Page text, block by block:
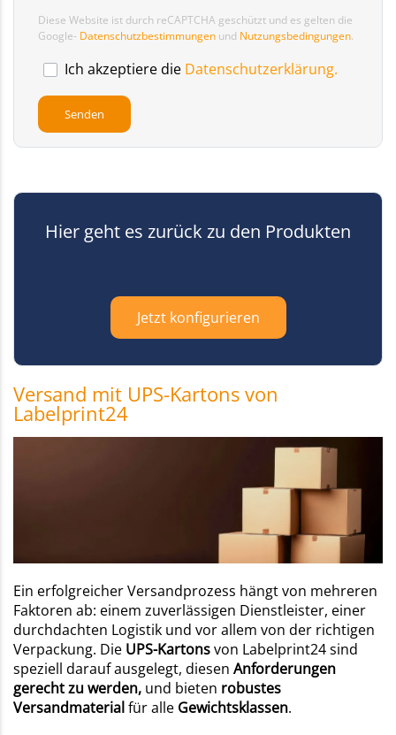
Diese Website ist durch reCAPTCHA geschützt und es gelten die
Google- Datenschutzbestimmungen und Nutzungsbedingungen.
Ich akzeptiere die Datenschutzerklärung.
Hier geht es zurück zu den Produkten
Jetzt konfigurieren
Versand mit UPS-Kartons von
Labelprint24
Ein erfolgreicher Versandprozess hängt von mehreren
Faktoren ab: einem zuverlässigen Dienstleister, einer
durchdachten Logistik und vor allem von der richtigen
Verpackung. Die UPS-Kartonsvon Labelprint24 sind
speziell darauf ausgelegt, diesen Anforderungen
gerecht zu werden, und bieten robustes
Versandmaterialfür alle Gewichtsklassen.